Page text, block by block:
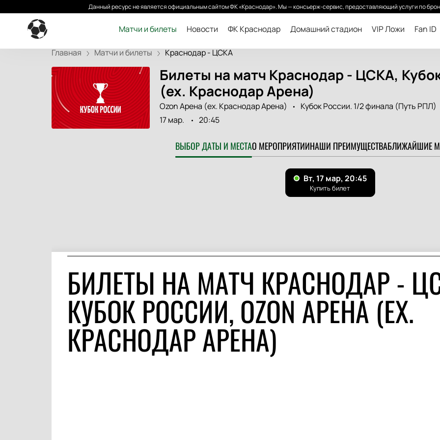
Данный ресурс не является официальным сайтом ФК «Краснодар». Мы — консьерж-сервис, предоставляющий услуги по
Матчи и билеты Новости ФК Краснодар Домашний стадион VIP Ложи Fan ID
Главная Матчи и билеты Краснодар - ЦСКА
Билеты на матч Краснодар - ЦСКА,
(ex. Краснодар Арена)
Ozon Арена (ex. Краснодар Арена) Кубок России. 1/2 финала (Путь РПЛ)
17 мар.
20:45
ВЫБОР ДАТЫ И МЕСТАО МЕРОПРИЯТИИНАШИ ПРЕИМУЩЕСТВАБЛИЖАЙШИЕ
БИЛЕТЫ НА МАТЧ КРАСНОДАР -
КУБОК РОССИИ, OZON АРЕНА (EX.
КРАСНОДАР АРЕНА)